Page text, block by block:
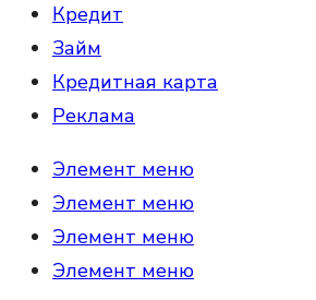
Кредит
Займ
Кредитная карта
Реклама
Элемент меню
Элемент меню
Элемент меню
Элемент меню